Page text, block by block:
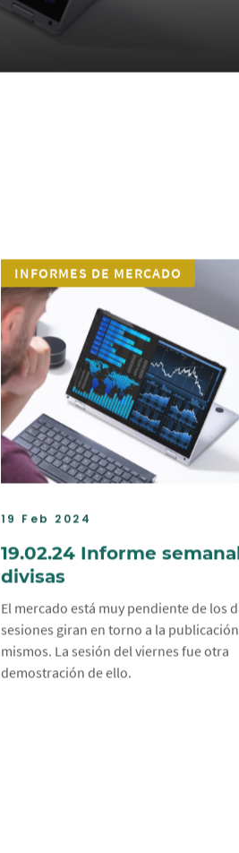
INFORMES DE MERCADO
19 Feb 2024
19.02.24 Informe
divisas
El mercado está muy pendiente de los
sesiones giran en torno a la publicación
mismos. La sesión del viernes fue otra
demostración de ello.